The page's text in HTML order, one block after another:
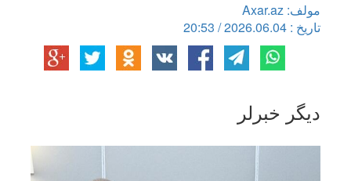
مولف: Axar.az
تاریخ : 2026.06.04 / 20:53
دیگر خبرلر